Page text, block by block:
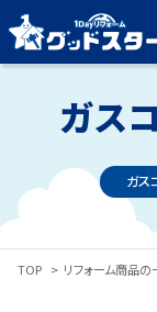
ガス
ガス
TOP > リフォーム商品の